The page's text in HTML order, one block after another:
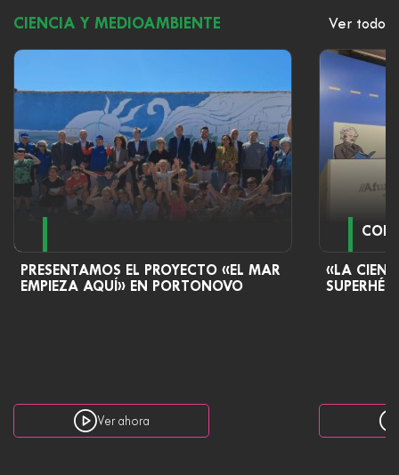
CIENCIA Y MEDIOAMBIENTE Ver todo
PRESENTAMOS EL PROYECTO «EL MAR
EMPIEZA AQUÍ» EN PORTONOVO
Ver ahora
«LA